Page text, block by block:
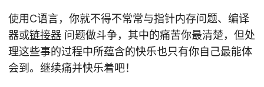
使用C语言，你就不得不常常与指针内存问题、编译
器或链接器 问题做斗争，其中的痛苦你最清楚，但处
理这些事的过程中所蕴含的快乐也只有你自己最能体
会到。继续痛并快乐着吧！